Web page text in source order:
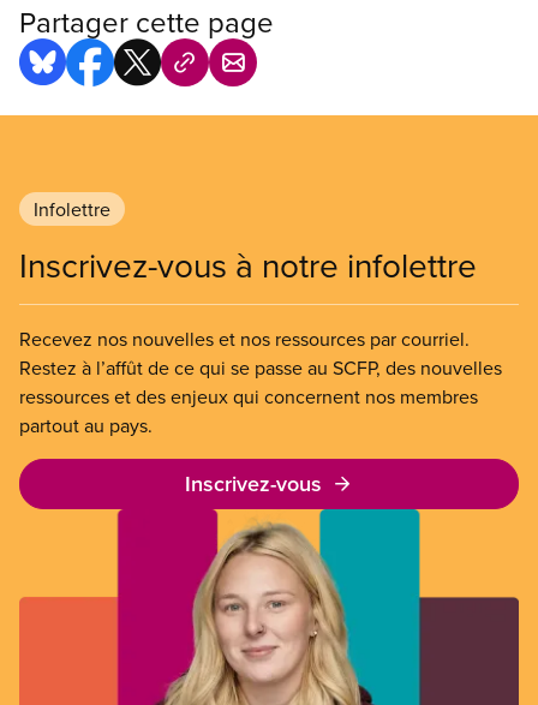
Partager cette page
Infolettre
Inscrivez-vous à notre infolettre
Recevez nos nouvelles et nos ressources par courriel.
Restez à l’affût de ce qui se passe au SCFP, des nouvelles
ressources et des enjeux qui concernent nos membres
partout au pays.
Inscrivez-vous